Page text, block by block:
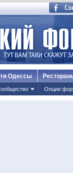
Опции
Одессы